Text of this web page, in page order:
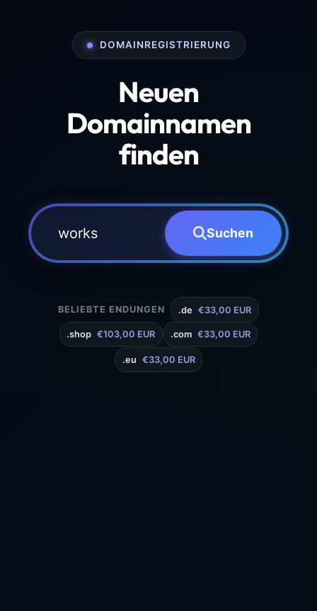
DOMAINREGISTRIERUNG
Neuen
Domainnamen
finden
Suchen
BELIEBTE ENDUNGEN .de €33,00 EUR
.shop €103,00 EUR .com €33,00 EUR
.eu €33,00 EUR